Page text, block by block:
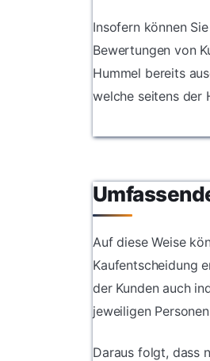
Insofern können
Bewertungen von
Hummel bereits
welche seitens der
Auf diese Weise
Kaufentscheidung
der Kunden auch
jeweiligen
Daraus folgt, dass